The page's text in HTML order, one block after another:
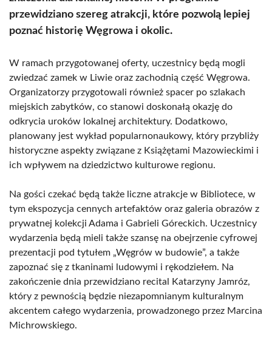
przewidziano szereg atrakcji, które pozwolą lepiej
poznać historię Węgrowa i okolic.
W ramach przygotowanej oferty, uczestnicy będą mogli
zwiedzać zamek w Liwie oraz zachodnią część Węgrowa.
Organizatorzy przygotowali również spacer po szlakach
miejskich zabytków, co stanowi doskonałą okazję do
odkrycia uroków lokalnej architektury. Dodatkowo,
planowany jest wykład popularnonaukowy, który przybliży
historyczne aspekty związane z Książętami Mazowieckimi i
ich wpływem na dziedzictwo kulturowe regionu.
Na gości czekać będą także liczne atrakcje w Bibliotece, w
tym ekspozycja cennych artefaktów oraz galeria obrazów z
prywatnej kolekcji Adama i Gabrieli Góreckich. Uczestnicy
wydarzenia będą mieli także szansę na obejrzenie cyfrowej
prezentacji pod tytułem „Węgrów w budowie”, a także
zapoznać się z tkaninami ludowymi i rękodziełem. Na
zakończenie dnia przewidziano recital Katarzyny Jamróz,
który z pewnością będzie niezapomnianym kulturalnym
akcentem całego wydarzenia, prowadzonego przez Marcina
Michrowskiego.